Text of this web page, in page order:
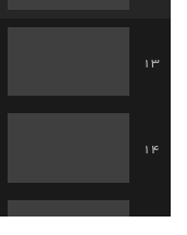
13
14